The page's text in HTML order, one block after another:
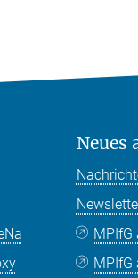
Neues
MPIfG
MPIfG